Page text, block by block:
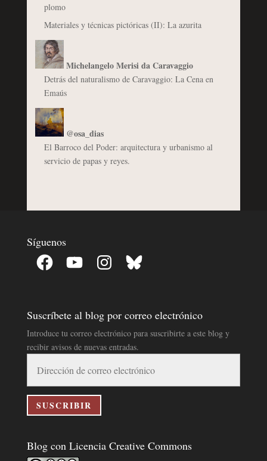
plomo
Materiales y técnicas pictóricas (II): La azurita
Michelangelo Merisi da Caravaggio
Detrás del naturalismo de Caravaggio: La Cena en
Emaús
@osa_dias
El Barroco del Poder: arquitectura y urbanismo al
servicio de papas y reyes.
Síguenos
Facebook YouTube InstagramBluesky
Suscríbete al blog por correo electrónico
Introduce tu correo electrónico para suscribirte a este blog y
recibir avisos de nuevas entradas.
correo
electrónico
SUSCRIBIR
Blog con Licencia Creative Commons